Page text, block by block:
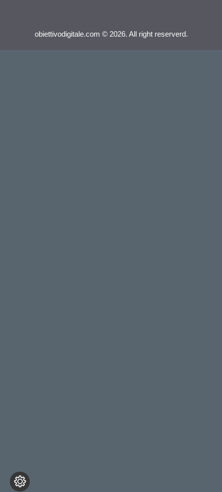
obiettivodigitale.com © 2026. All right reserverd.